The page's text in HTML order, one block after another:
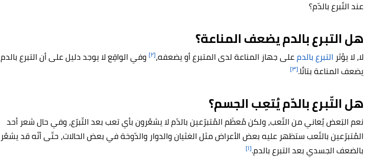
عند التّبرع بالدّم؟
هل التبرع بالدم يضعف المناعة؟
لا، لا يؤثر التبرع بالدمعلى جهاز المناعة لدى المتبرع أو يضعفه،[٢] وفي الواقِع لا يوجد دليل على أن التبرع بالدم
يضعف المناعة بتاتًا.[٣]
هل التّبرع بالدّم يُتعِب الجسم؟
نعم البَعض يُعاني من التّعب، ولكن مُعظَم المُتبرّعين بالدّم لا يشعُرون بأي تعب بعد التّبرّع، وفي حال شعر أحد
المُتبرّعين بالتّعب ستظهر عليه بعض الأعراض مثل الغثيان والدوار والدّوخة في بعض الحالات، حتّى أنّه قد يشعُر
بالضعف الجسدي بعد التبرع بالدم.[١]